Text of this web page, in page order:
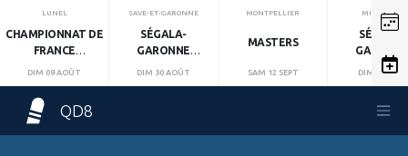
LUNEL
CHAMPIONNAT DE
FRANCE
INDIVIDUEL
DIM 09 AOÛT
SAVE-ET-GARONNE
SÉGALA-
GARONNE
MANCHE 1
DIM 30 AOÛT
MONTPELLIER
MASTERS
SAM 12 SEPT
MIRANDOL
SÉGALA-
GARONNE
MANCHE 2
DIM 13 SEPT
QD8